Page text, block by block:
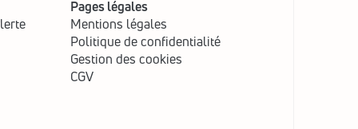
Pages légales
Mentions légales
Politique de confidentialité
Gestion des cookies
CGV